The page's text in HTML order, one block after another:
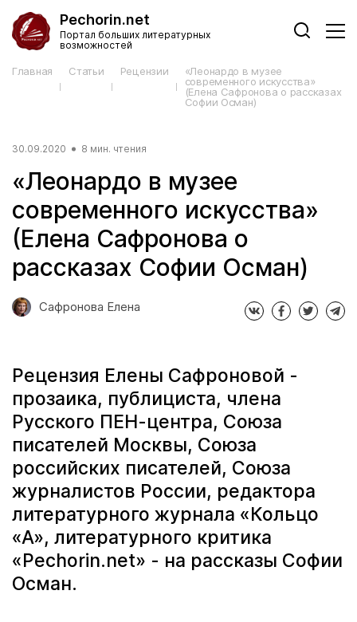
Pechorin.net
Портал больших литературных
возможностей
Главная Статьи Рецензии
«Леонардо в музее
современного искусства»
(Елена Сафронова о рассказах
Софии Осман)
«Леонардо в музее
современного искусства»
(Елена Сафронова о
рассказах Софии Осман)
30.09.2020 8 мин. чтения
Сафронова Елена
Рецензия Елены Сафроновой -
прозаика, публициста, члена
Русского ПЕН-центра, Союза
писателей Москвы, Союза
российских писателей, Союза
журналистов России, редактора
литературного журнала «Кольцо
«А», литературного критика
«Pechorin.net» - на рассказы Софии
Осман.